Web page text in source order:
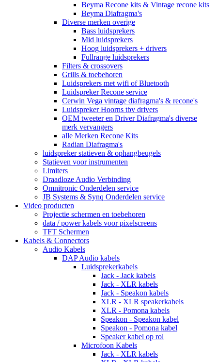
Beyma Recone kits & Vintage recone kits
Beyma Diafragma's
Diverse merken overige
Bass luidsprekers
Mid luidsprekers
Hoog luidsprekers + drivers
Fullrange luidsprekers
Filters & crossovers
Grills & toebehoren
Luidsprekers met wifi of Bluetooth
Luidspreker Recone service
Cerwin Vega vintage diafragma's & recone's
Luidspreker Hoorns tbv drivers
OEM tweeter en Driver Diafragma's diverse
merk vervangers
alle Merken Recone Kits
Radian Diafragma's
luidspreker statieven & ophangbeugels
Statieven voor instrumenten
Limiters
Draadloze Audio Verbinding
Omnitronic Onderdelen service
JB Systems & Synq Onderdelen service
Video producten
Projectie schermen en toebehoren
data / power kabels voor pixelscreens
TFT Schermen
Kabels & Connectors
Audio Kabels
DAP Audio kabels
Luidsprekerkabels
Jack - Jack kabels
Jack - XLR kabels
Jack - Speakon kabels
XLR - XLR speakerkabels
XLR - Pomona kabels
Speakon - Speakon kabel
Speakon - Pomona kabel
Speaker kabel op rol
Microfoon Kabels
Jack - XLR kabels